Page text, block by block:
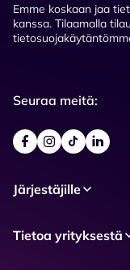
Emme koskaan jaa
kanssa. Tilaamalla
Seuraa meitä:
Järjestäjille
Tietoa yrityksestä